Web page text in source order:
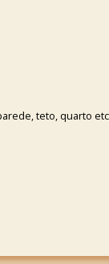
teto, quarto